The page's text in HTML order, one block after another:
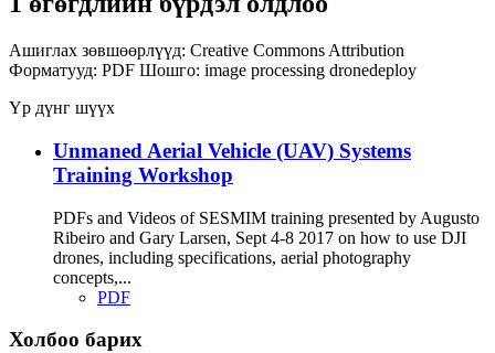
Ашиглах зөвшөөрлүүд: Creative Commons Attribution
Форматууд: PDF Шошго: image processing dronedeploy
Үр дүнг шүүх
Unmaned Aerial Vehicle (UAV) Systems
Training Workshop
PDFs and Videos of SESMIM training presented by Augusto
Ribeiro and Gary Larsen, Sept 4-8 2017 on how to use DJI
drones, including specifications, aerial photography
concepts,...
PDF
Холбоо барих